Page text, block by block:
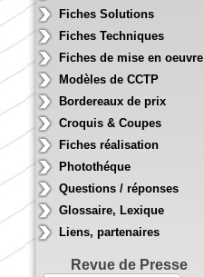
Fiches Solutions
Fiches Techniques
Fiches de mise en oeuvre
Modèles de CCTP
Bordereaux de prix
Croquis & Coupes
Fiches réalisation
Photothéque
Questions / réponses
Glossaire, Lexique
Liens, partenaires
Revue de Presse